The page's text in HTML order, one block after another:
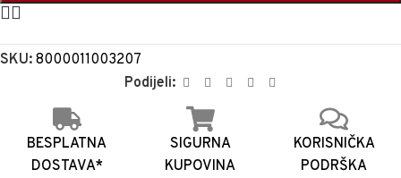
SKU: 8000011003207
Podijeli:
BESPLATNA
DOSTAVA*
SIGURNA
KUPOVINA
KORISNIČKA
PODRŠKA